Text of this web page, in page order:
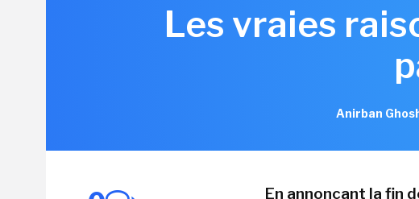
Les vraies
Anirban
En annonçant la fin